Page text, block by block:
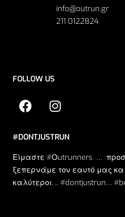
info@outrun.gr
211 0122824
FOLLOW US
#DONTJUSTRUN
Είμαστε #Οutrunners …
ξεπερνάμε τον εαυτό μας
καλύτεροι. .. #dontjustrun…